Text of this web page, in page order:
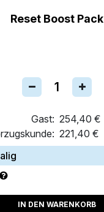
Reset Boost Pack
Gast: 254,40 €
221,40 €
IN DEN WARENKORB